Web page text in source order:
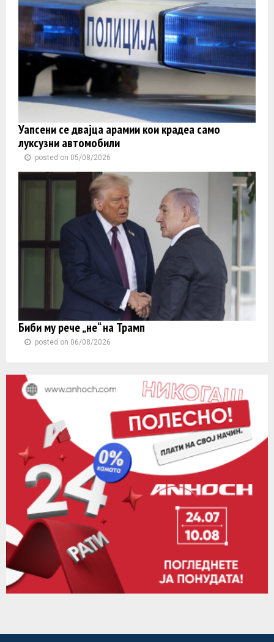
Уапсени се двајца арамии кои крадеа само
луксузни автомобили
posted on 05/08/2026
Биби му рече „не“ на Трамп
posted on 06/08/2026